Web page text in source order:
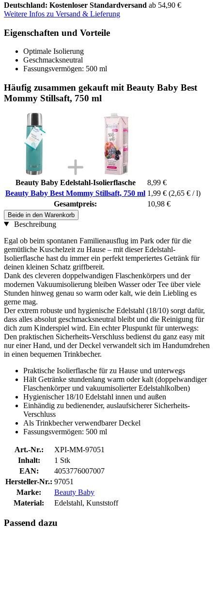
Deutschland: Kostenloser Standardversand ab 54,90 €
Weitere Infos zu Versand & Lieferung
Eigenschaften und Vorteile
Optimale Isolierung
Geschmacksneutral
Fassungsvermögen: 500 ml
Häufig zusammen gekauft mit Beauty Baby Best
Mommy Stillsaft, 750 ml
Beauty Baby Edelstahl-Isolierflasche
8,99 €
Beauty Baby Best Mommy Stillsaft, 750 ml 1,99 € (2,65 € / l)
Gesamtpreis:
10,98 €
Beide in den Warenkorb
Beschreibung
Egal ob beim spontanen Familienausflug im Park oder für die
gemütliche Kuschelzeit zu Hause – mit dieser Edelstahl-
Isolierflasche hast du immer ein perfekt temperiertes Getränk für
deinen kleinen Schatz griffbereit.
Dank des cleveren doppelwandigen Flaschenkörpers und der
modernen Vakuumisolierung bleiben Wasser oder Tee über viele
Stunden hinweg genau so warm oder kalt, wie dein Liebling es
gerne mag.
Der extrem robuste und hygienische Edelstahl (18/10) sorgt dafür,
dass alles absolut geschmacksneutral bleibt und die Reinigung für
dich zum Kinderspiel wird. Ein echter Pluspunkt für unterwegs:
Den praktischen Sicherheits-Verschluss bedienst du ganz easy mit
nur einer Hand, und der Deckel verwandelt sich im Handumdrehen
in einen bequemen Trinkbecher.
Praktische Isolierflasche für zu Hause und unterwegs
Hält Getränke stundenlang warm oder kalt (doppelwandiger
Flaschenkörper und vakuumisolierter Edelstahlkolben)
Hygienischer 18/10 Edelstahl innen und außen
Einhändig zu bedienender, auslaufsicherer Sicherheits-
Verschluss
Als Trinkbecher verwendbarer Deckel
Fassungsvermögen: 500 ml
Art.-Nr.:
XPI-MM-97051
Inhalt:
1 Stk
EAN:
4053776007007
Hersteller-Nr.: 97051
Marke:
Beauty Baby
Material:
Edelstahl, Kunststoff
Passend dazu